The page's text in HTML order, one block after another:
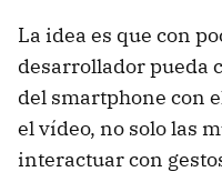
La idea es que con
desarrollador pueda
del smartphone con
el vídeo, no solo las
interactuar con